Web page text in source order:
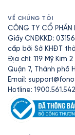
VỀ CHÚNG TÔI
CÔNG TY CỔ PHẦN
Giấy CNĐKKD:
cấp bởi Sở KHĐT
Địa chỉ: 119 Mỹ Kim
Quận 7, Thành phố
Email:
Hotline: 1900.561.542